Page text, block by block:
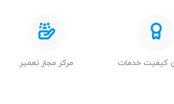
کیفیت خدمات مرکز مجاز تعمیر